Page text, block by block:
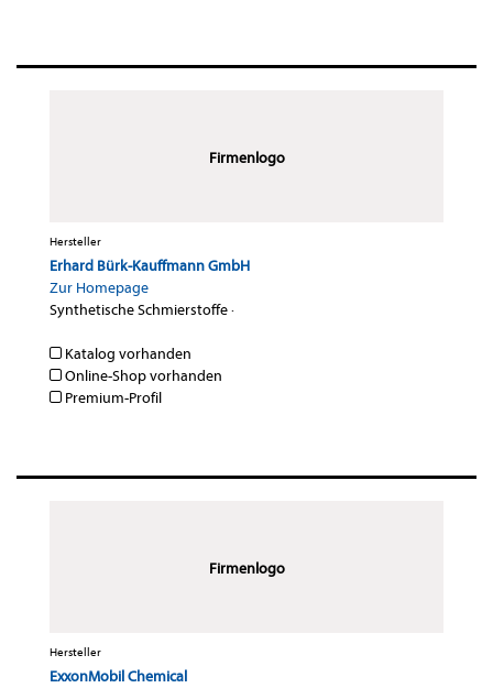
Firmenlogo
Hersteller
Erhard Bürk-Kauffmann GmbH
Zur Homepage
Synthetische Schmierstoffe·
Katalog vorhanden
Online-Shop vorhanden
Premium-Profil
Firmenlogo
Hersteller
ExxonMobil Chemical